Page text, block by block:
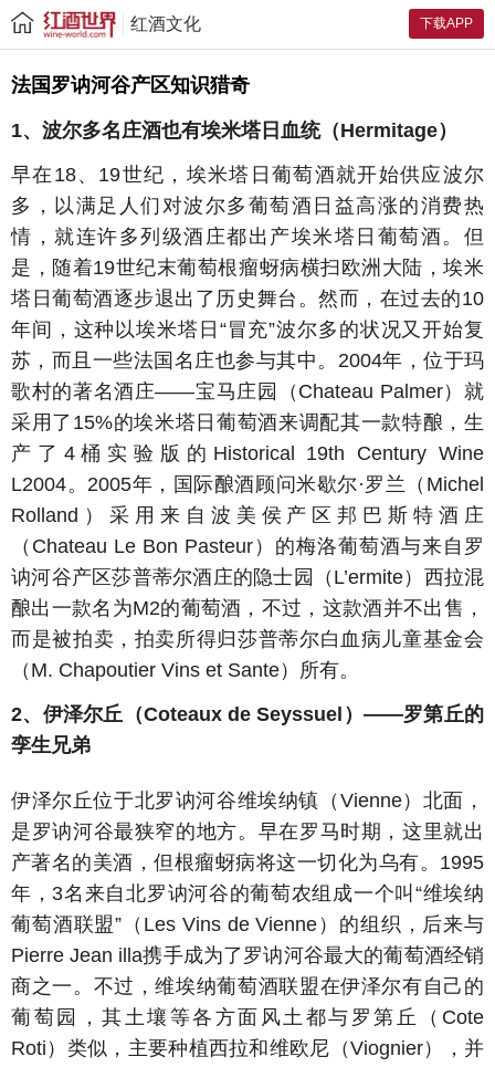
下载APP
红酒文化
法国罗讷河谷产区知识猎奇
1、波尔多名庄酒也有埃米塔日血统（Hermitage）
早在18、19世纪，埃米塔日葡萄酒就开始供应波尔
多，以满足人们对波尔多葡萄酒日益高涨的消费热
情，就连许多列级酒庄都出产埃米塔日葡萄酒。但
是，随着19世纪末葡萄根瘤蚜病横扫欧洲大陆，埃米
塔日葡萄酒逐步退出了历史舞台。然而，在过去的10
年间，这种以埃米塔日“冒充”波尔多的状况又开始复
苏，而且一些法国名庄也参与其中。2004年，位于玛
歌村的著名酒庄——宝马庄园（Chateau Palmer）就
采用了15%的埃米塔日葡萄酒来调配其一款特酿，生
产了4桶实验版的Historical 19th Century Wine
L2004。2005年，国际酿酒顾问米歇尔·罗兰（Michel
Rolland）采用来自波美侯产区邦巴斯特酒庄
（Chateau Le Bon Pasteur）的梅洛葡萄酒与来自罗
讷河谷产区莎普蒂尔酒庄的隐士园（L’ermite）西拉混
酿出一款名为M2的葡萄酒，不过，这款酒并不出售，
而是被拍卖，拍卖所得归莎普蒂尔白血病儿童基金会
（M. Chapoutier Vins et Sante）所有。
2、伊泽尔丘（Coteaux de Seyssuel）——罗第丘的
孪生兄弟
伊泽尔丘位于北罗讷河谷维埃纳镇（Vienne）北面，
是罗讷河谷最狭窄的地方。早在罗马时期，这里就出
产著名的美酒，但根瘤蚜病将这一切化为乌有。1995
年，3名来自北罗讷河谷的葡萄农组成一个叫“维埃纳
葡萄酒联盟”（Les Vins de Vienne）的组织，后来与
Pierre Jean illa携手成为了罗讷河谷最大的葡萄酒经销
商之一。不过，维埃纳葡萄酒联盟在伊泽尔有自己的
葡萄园，其土壤等各方面风土都与罗第丘（Cote
Roti）类似，主要种植西拉和维欧尼（Viognier），并